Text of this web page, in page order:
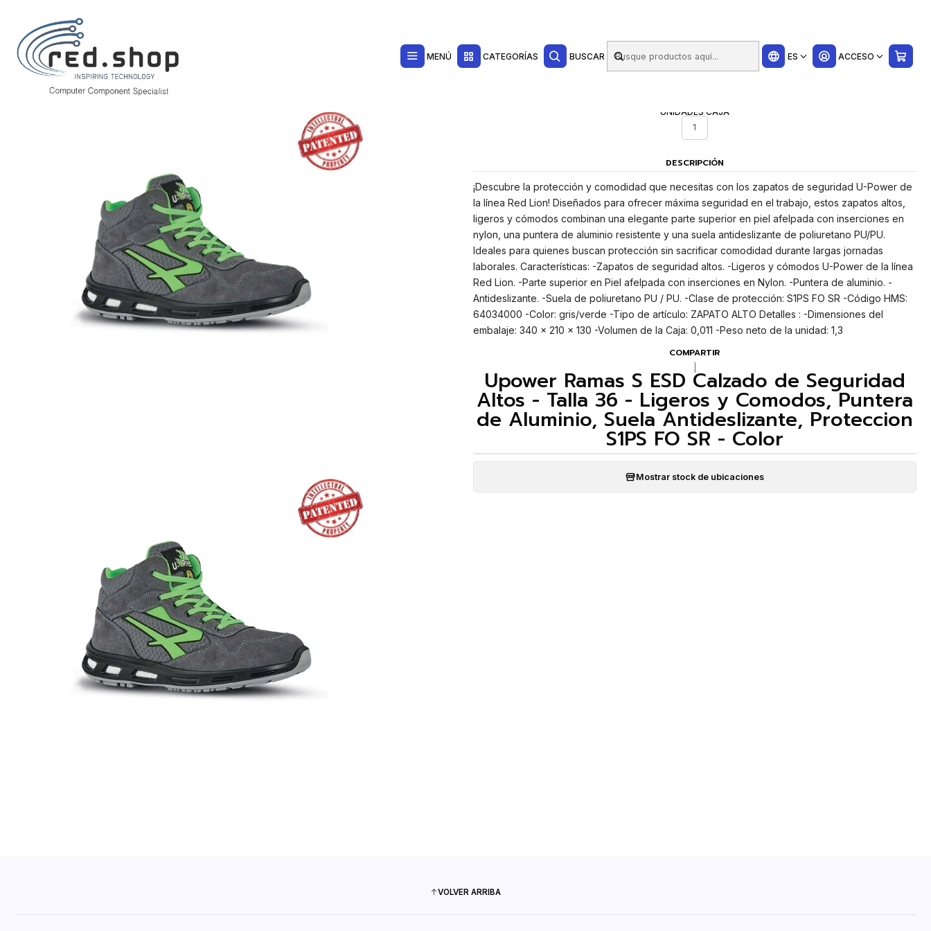
MENÚ CATEGORÍAS BUSCAR ES ACCESO
Inicio Hogar y Electrodomésticos Calzado de Seguridad Botas de Seguridad
Upower Ramas S ESD Calzado de Seguridad Altos - Talla 36 - Ligeros y Comodos, Puntera de Aluminio, Suela Antideslizante, Proteccion S1PS FO SR - Color
UNIDADES CAJA
1
DESCRIPCIÓN
¡Descubre la protección y comodidad que necesitas con los zapatos de seguridad U-Power de
la línea Red Lion! Diseñados para ofrecer máxima seguridad en el trabajo, estos zapatos altos,
ligeros y cómodos combinan una elegante parte superior en piel afelpada con inserciones en
nylon, una puntera de aluminio resistente y una suela antideslizante de poliuretano PU/PU.
Ideales para quienes buscan protección sin sacrificar comodidad durante largas jornadas
laborales. Características: -Zapatos de seguridad altos. -Ligeros y cómodos U-Power de la línea
Red Lion. -Parte superior en Piel afelpada con inserciones en Nylon. -Puntera de aluminio. -
Antideslizante. -Suela de poliuretano PU / PU. -Clase de protección: S1PS FO SR -Código HMS:
64034000 -Color: gris/verde -Tipo de artículo: ZAPATO ALTO Detalles : -Dimensiones del
embalaje: 340 x 210 x 130 -Volumen de la Caja: 0,011 -Peso neto de la unidad: 1,3
COMPARTIR
Upower Ramas S ESD Calzado de Seguridad
Altos - Talla 36 - Ligeros y Comodos, Puntera
de Aluminio, Suela Antideslizante, Proteccion
S1PS FO SR - Color
Mostrar stock de ubicaciones
VOLVER ARRIBA